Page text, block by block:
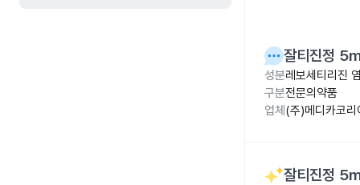
잘티진정
성분레보세티리진
구분전문의약품
업체 (주)메디카코리
잘티진정